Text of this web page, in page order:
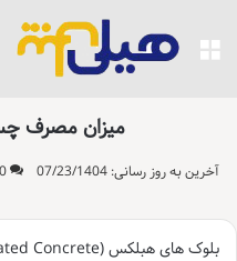
منو
میزان مصرف
آخرین به روز رسانی: 07/23/1404 0